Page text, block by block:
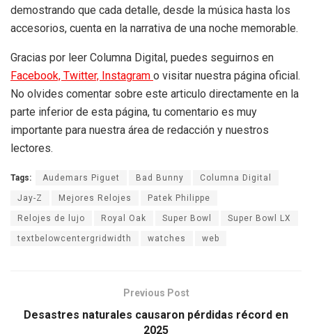
demostrando que cada detalle, desde la música hasta los
accesorios, cuenta en la narrativa de una noche memorable.
Gracias por leer Columna Digital, puedes seguirnos en
Facebook, Twitter, Instagram o visitar nuestra página oficial.
No olvides comentar sobre este articulo directamente en la
parte inferior de esta página, tu comentario es muy
importante para nuestra área de redacción y nuestros
lectores.
Tags: Audemars Piguet Bad Bunny Columna Digital
Jay-Z Mejores Relojes Patek Philippe
Relojes de lujo Royal Oak Super Bowl Super Bowl LX
textbelowcentergridwidth watches web
Previous Post
Desastres naturales causaron pérdidas récord en
2025